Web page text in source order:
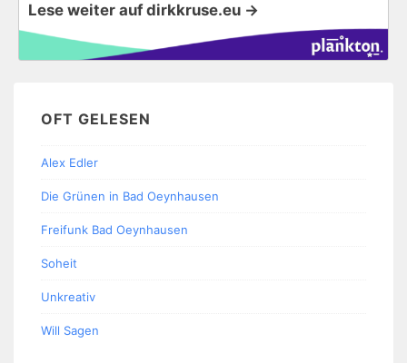
Lese weiter auf dirkkruse.eu →
OFT GELESEN
Alex Edler
Die Grünen in Bad Oeynhausen
Freifunk Bad Oeynhausen
Soheit
Unkreativ
Will Sagen